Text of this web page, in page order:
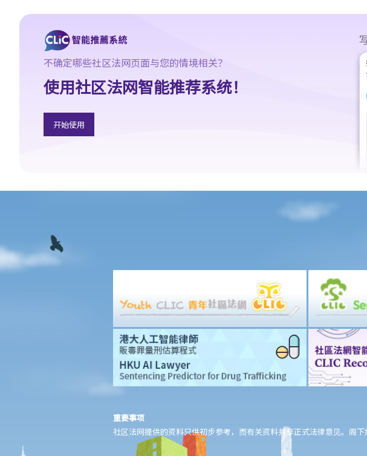
6. 参与者可以在公开集会和游行中进行娱乐表演吗？
7. 如果一个宗教团体打算纯为宗教目的而举行公众游行，该团体是
8. 如果组织者因估计参加人数将少于50人（公众集会的情况）或30
际参加人数超出了50人（公众集会的情况）或30人（公众游行的情
9. 公众集会及游行期间公共交通暂停，组织者及参与者需要为此向
条例？
相关罪行
1. 未经批准集结（《公安条例》第17A条）
2. 公众地方内扰乱秩序行为 （《公安条例》第17B条）
3. 非法集结（《公安条例》第18条）
4. 暴动（《公安条例》第19条）
6. 在公众地方打斗（《公安条例》第25条）
8. 公众聚集中倡议使用暴力（《公安条例》第26条）
9. 在公众地方造成阻碍（《简易程序治罪条例》第4A条）
10. 进入或逗留在会议厅范围的人的罪行（《立法会（权力及特权）
不确定哪些社区法网页面与您的情境相关？
使用社区法网智能推荐系统！
开始使用
重要事项
社区法网提供的资料只供初步参考，而有关资料并非正式法律意见。阁